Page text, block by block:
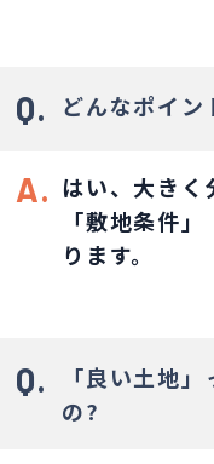
Q. どんなポイン
A. はい、大きく
「敷地条件
ります。
Q.
「良い土地
の?